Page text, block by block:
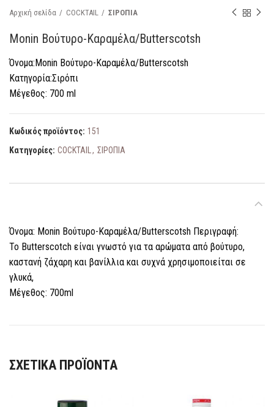
Αρχική σελίδα COCKTAIL ΣΙΡΟΠΙΑ
Monin Βούτυρο-Καραμέλα/Butterscotsh
Όνομα:Monin Βούτυρο-Καραμέλα/Butterscotsh
Κατηγορία:Σιρόπι
Μέγεθος: 700 ml
Κωδικός προϊόντος: 151
Κατηγορίες: COCKTAIL , ΣΙΡΟΠΙΑ
Όνομα: Monin Βούτυρο-Καραμέλα/Butterscotsh Περιγραφή:
Το Butterscotch είναι γνωστό για τα αρώματα από βούτυρο,
καστανή ζάχαρη και βανίλλια και συχνά χρησιμοποιείται σε
γλυκά,
Μέγεθος: 700ml
ΣΧΕΤΙΚΆ ΠΡΟΪΌΝΤΑ